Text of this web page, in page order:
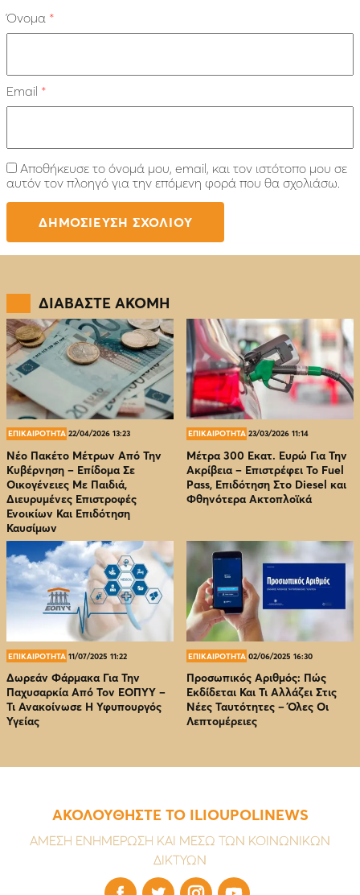
Όνομα *
Email *
Αποθήκευσε το όνομά μου, email, και τον ιστότοπο μου σε
αυτόν τον πλοηγό για την επόμενη φορά που θα σχολιάσω.
ΔΙΑΒΑΣΤΕ ΑΚΟΜΗ
ΕΠΙΚΑΙΡΟΤΗΤΑ 22/04/2026 13:23
Νέο Πακέτο Μέτρων Από Την
Κυβέρνηση – Επίδομα Σε
Οικογένειες Με Παιδιά,
Διευρυμένες Επιστροφές
Ενοικίων Και Επιδότηση
Καυσίμων
ΕΠΙΚΑΙΡΟΤΗΤΑ 23/03/2026 11:14
Μέτρα 300 Εκατ. Ευρώ Για Την
Ακρίβεια – Επιστρέφει Το Fuel
Pass, Επιδότηση Στο Diesel και
Φθηνότερα Ακτοπλοϊκά
ΕΠΙΚΑΙΡΟΤΗΤΑ 11/07/2025 11:22
Δωρεάν Φάρμακα Για Την
Παχυσαρκία Από Τον EOΠΥΥ –
Τι Ανακοίνωσε Η Υφυπουργός
Υγείας
ΕΠΙΚΑΙΡΟΤΗΤΑ 02/06/2025 16:30
Προσωπικός Αριθμός: Πώς
Εκδίδεται Και Τι Αλλάζει Στις
Νέες Ταυτότητες – Όλες Οι
Λεπτομέρειες
ΑΚΟΛΟΥΘΗΣΤΕ ΤΟ ILIOUPOLINEWS
ΑΜΕΣΗ ΕΝΗΜΕΡΩΣΗ ΚΑΙ ΜΕΣΩ ΤΩΝ ΚΟΙΝΩΝΙΚΩΝ
ΔΙΚΤΥΩΝ